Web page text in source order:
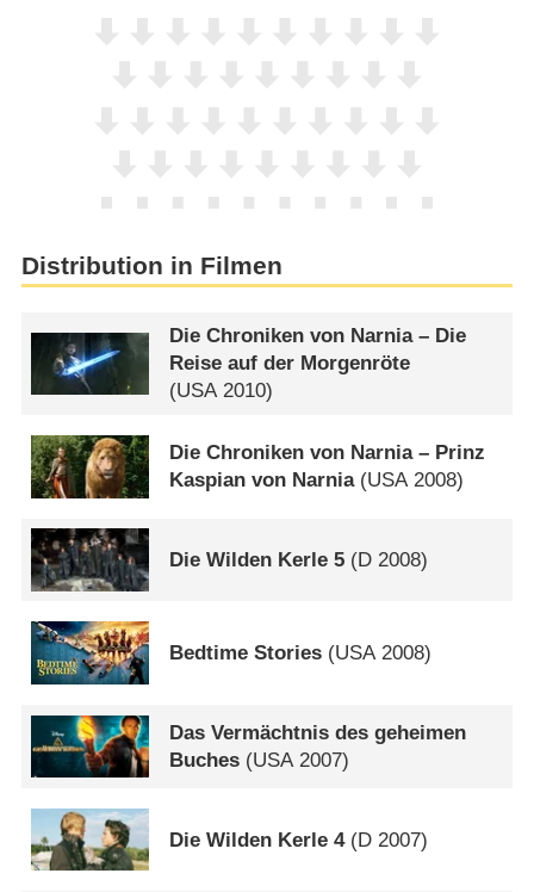
Distribution in Filmen
Die Chroniken von Narnia – Die
Reise auf der Morgenröte
(USA2010)
Die Chroniken von Narnia – Prinz
Kaspian von Narnia(USA2008)
Die Wilden Kerle 5 (D 2008)
Bedtime Stories (USA2008)
Das Vermächtnis des geheimen
Buches (USA2007)
Die Wilden Kerle 4(D 2007)